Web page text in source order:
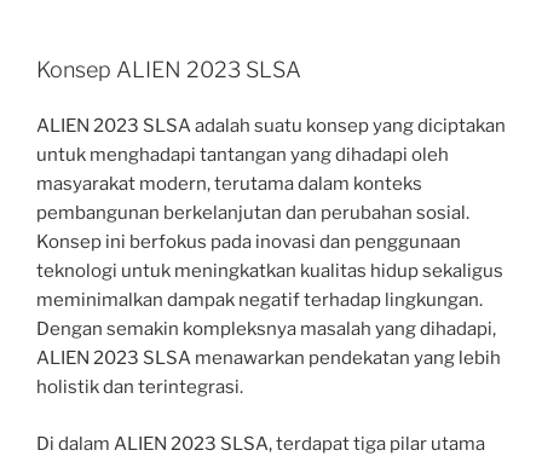
Konsep ALIEN 2023 SLSA
ALIEN 2023 SLSA adalah suatu konsep yang diciptakan
untuk menghadapi tantangan yang dihadapi oleh
masyarakat modern, terutama dalam konteks
pembangunan berkelanjutan dan perubahan sosial.
Konsep ini berfokus pada inovasi dan penggunaan
teknologi untuk meningkatkan kualitas hidup sekaligus
meminimalkan dampak negatif terhadap lingkungan.
Dengan semakin kompleksnya masalah yang dihadapi,
ALIEN 2023 SLSA menawarkan pendekatan yang lebih
holistik dan terintegrasi.
Di dalam ALIEN 2023 SLSA, terdapat tiga pilar utama